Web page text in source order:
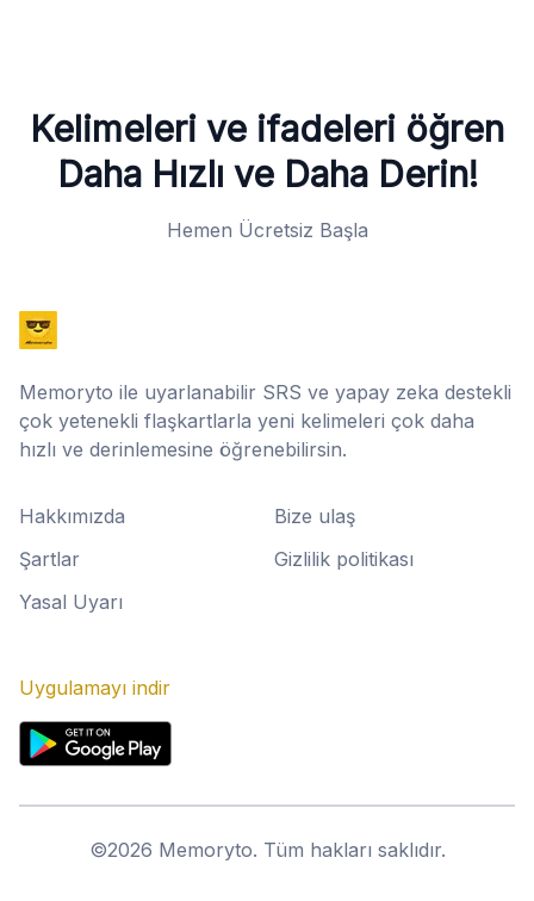
Kelimeleri ve ifadeleri öğren
Daha Hızlı ve Daha Derin!
Hemen Ücretsiz Başla
Memoryto ile uyarlanabilir SRS ve yapay zeka destekli
çok yetenekli flaşkartlarla yeni kelimeleri çok daha
hızlı ve derinlemesine öğrenebilirsin.
Hakkımızda
Bize ulaş
Şartlar
Gizlilik politikası
Yasal Uyarı
Uygulamayı indir
©2026 Memoryto. Tüm hakları saklıdır.